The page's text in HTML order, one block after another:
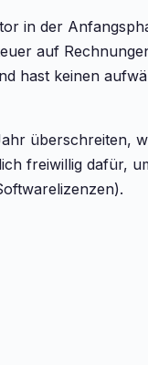
in der
auf
hast keinen
überschreiten,
freiwillig dafür,